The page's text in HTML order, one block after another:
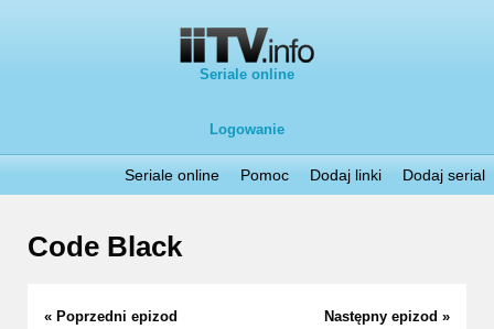
Seriale online
Logowanie
Seriale online Pomoc Dodaj linki Dodaj serial
Code Black
« Poprzedni epizod Następny epizod »